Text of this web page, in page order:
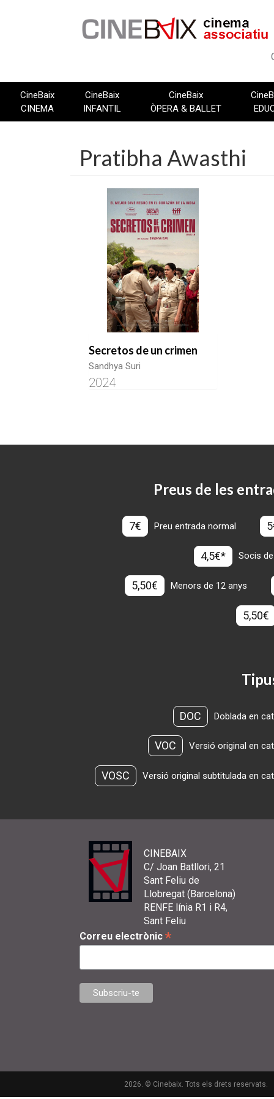
CineBaix
CINEMA
CineBaix
INFANTIL
CineBaix
ÒPERA & BALLET
Pratibha Awasthi
Secretos de un crimen
Sandhya Suri
2024
Preus de les
7€ Preu entrada normal
4,5€* Socis
5,50€ Menors de 12 anys
5,50€
DOC Doblada en
VOC Versió original en
VOSC Versió original subtitulada en
CINEBAIX
C/ Joan Batllori, 21
Sant Feliu de
Llobregat (Barcelona)
RENFE línia R1 i R4,
Sant Feliu
Correu electrònic *
2026. © Cinebaix. Tots els drets reservats.